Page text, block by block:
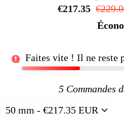
€217.35 Prix
régulier
Faites vite ! Il ne reste
5Commandes